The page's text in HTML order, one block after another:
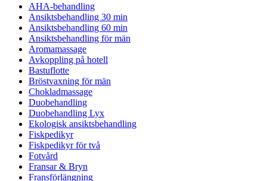
AHA-behandling
Ansiktsbehandling 30 min
Ansiktsbehandling 60 min
Ansiktsbehandling för män
Aromamassage
Avkoppling på hotell
Bastuflotte
Bröstvaxning för män
Chokladmassage
Duobehandling
Duobehandling Lyx
Ekologisk ansiktsbehandling
Fiskpedikyr
Fiskpedikyr för två
Fotvård
Fransar & Bryn
Fransförlängning